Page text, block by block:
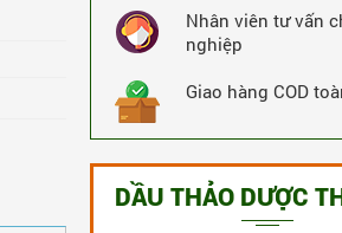
Nhân viên tư vấn
nghiệp
Giao hàng COD
DẦU THẢO DƯỢC